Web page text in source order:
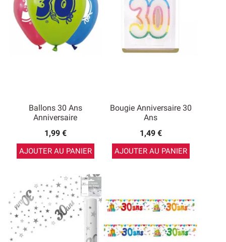
Ballons 30 Ans
Anniversaire
1,99 €
AJOUTER AU PANIER
Bougie Anniversaire 30
Ans
1,49 €
AJOUTER AU PANIER